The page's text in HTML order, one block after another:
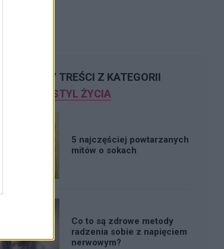
POLECAMY TREŚCI Z KATEGORII
STYL ŻYCIA
5 najczęściej powtarzanych
mitów o sokach
Co to są zdrowe metody
radzenia sobie z napięciem
nerwowym?